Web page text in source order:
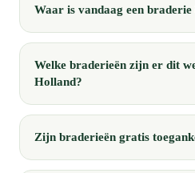
Waar is vandaag een
Welke braderieën zijn er dit
Holland?
Zijn braderieën gratis